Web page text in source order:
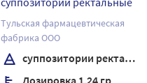
Тульская фармацевтическая
фабрика ООО
суппозитории ректальные
Дозировка 1,24 гр